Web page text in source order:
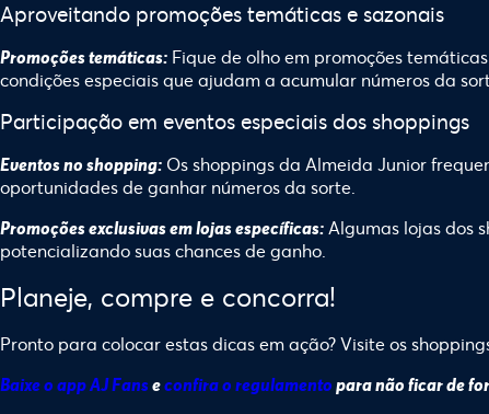
Aproveitando promoções temáticas e sazonais
Promoções temáticas: Fique de olho em promoções
condições especiais que ajudam a acumular números da
Participação em eventos especiais dos shoppings
Eventos no shopping: Osshoppings da Almeida Junior
oportunidades de ganhar números da sorte.
Promoções exclusivas em lojas específicas: Algumas lojas dos
potencializando suas chances de ganho.
Planeje, compre e concorra!
Pronto para colocar estas dicas em ação? Visite os
Baixe o app AJ Fanseconfira o regulamento para não ficar de